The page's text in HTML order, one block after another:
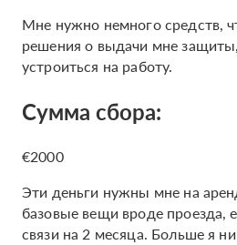
Мне нужно немного средств,
решения о выдачи мне
устроиться на работу.
Сумма сбора:
€2000
Эти деньги нужны мне на
базовые вещи вроде проезда,
связи на 2 месяца. Больше я